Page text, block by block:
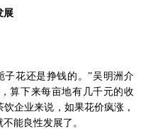
展
子花还是挣钱的。”吴明洲介
算下来每亩地有几千元的收
企业来说，如果花价疯涨，
能良性发展了。